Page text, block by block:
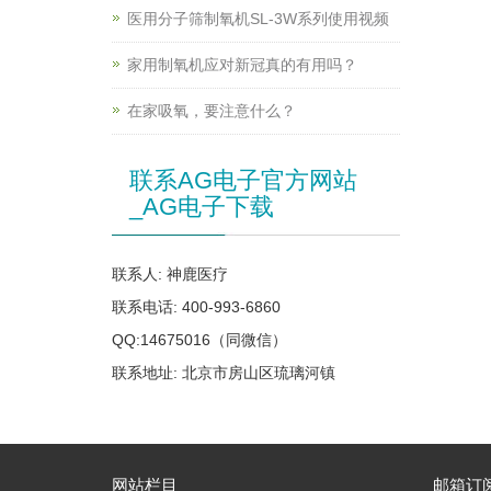
医用分子筛制氧机SL-3W系列使用视频
家用制氧机应对新冠真的有用吗？
在家吸氧，要注意什么？
联系AG电子官方网站
_AG电子下载
联系人: 神鹿医疗
联系电话: 400-993-6860
QQ:14675016（同微信）
联系地址: 北京市房山区琉璃河镇
网站栏目 邮箱订